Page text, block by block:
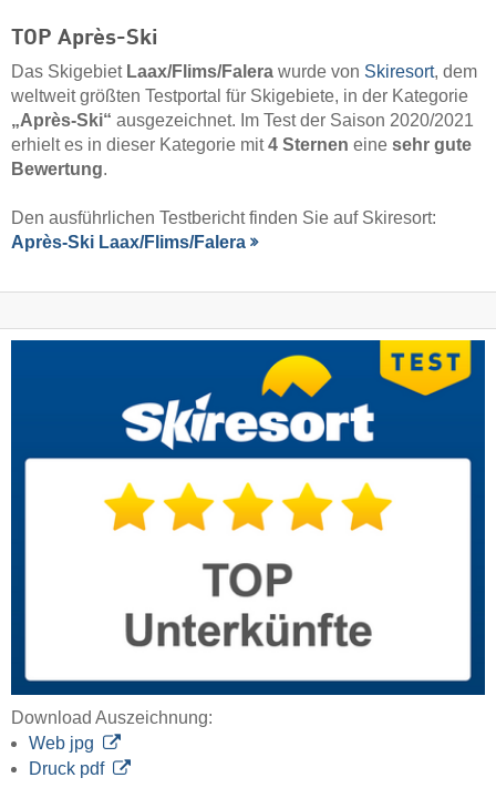
TOP Après-Ski
Das Skigebiet Laax/​Flims/​Falera wurde von Skiresort, dem
weltweit größten Testportal für Skigebiete, in der Kategorie
„Après-Ski“ ausgezeichnet. Im Test der Saison 2020/2021
erhielt es in dieser Kategorie mit4 Sternen eine sehr gute
Bewertung.
Den ausführlichen Testbericht finden Sie auf Skiresort:
Après-Ski Laax/​Flims/​Falera
Download Auszeichnung:
Web jpg
Druck pdf